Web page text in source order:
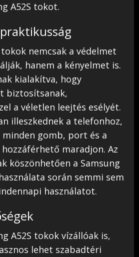
A52S tokot.
tokok nemcsak a védelmet
hanem a kényelmet is.
kialakítva, hogy
biztosítsanak,
a véletlen leejtés esélyét.
illeszkednek a telefonhoz,
minden gomb, port és a
maradjon. Az
köszönhetően a Samsung
során semmi sem
használatot.
A52S tokok vízállóak is,
lehet szabadtéri